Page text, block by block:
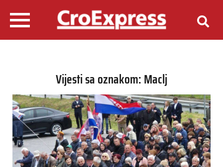
Vijesti sa oznakom: Maclj